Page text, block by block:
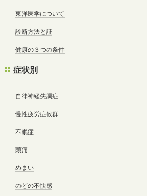
東洋医学について
診断方法と証
健康の３つの条件
症状別
自律神経失調症
慢性疲労症候群
不眠症
頭痛
めまい
のどの不快感